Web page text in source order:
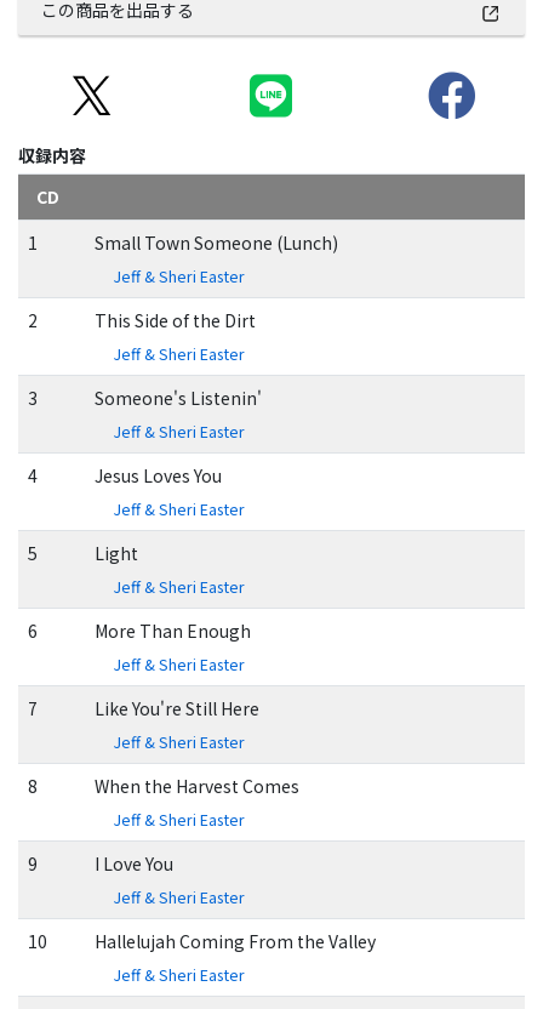
この商品を出品する
収録内容
CD
1
Small Town Someone (Lunch)
Jeff & Sheri Easter
2 This Side of the Dirt
Jeff & Sheri Easter
3 Someone's Listenin'
Jeff & Sheri Easter
4 Jesus Loves You
Jeff & Sheri Easter
5 Light
Jeff & Sheri Easter
6 More Than Enough
Jeff & Sheri Easter
7 Like You're Still Here
Jeff & Sheri Easter
8 When the Harvest Comes
Jeff & Sheri Easter
9 I Love You
Jeff & Sheri Easter
10 Hallelujah Coming From the Valley
Jeff & Sheri Easter